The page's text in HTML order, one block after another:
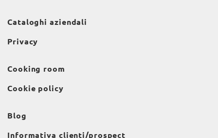
Cataloghi aziendali
Privacy
Cooking room
Cookie policy
Blog
Informativa clienti/prospect